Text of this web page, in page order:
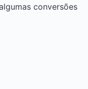
conversões